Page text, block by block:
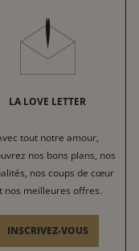
LA LOVE LETTER
tout notre amour,
nos bons plans, nos
nos coups de cœur
nos meilleures offres.
INSCRIVEZ-VOUS